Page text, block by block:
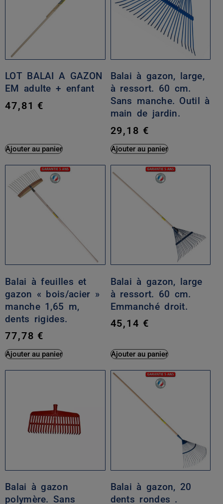
LOT BALAI A GAZON
EM adulte + enfant
47,81 €
Ajouter au panier
Balai à gazon, large,
à ressort. 60 cm.
Sans manche. Outil à
main de jardin.
29,18 €
Ajouter au panier
Balai à feuilles et
gazon « bois/acier »
manche 1,65 m,
dents rigides.
77,78 €
Ajouter au panier
Balai à gazon, large
à ressort. 60 cm.
Emmanché droit.
45,14 €
Ajouter au panier
Balai à gazon
polymère. Sans
Balai à gazon, 20
dents rondes .